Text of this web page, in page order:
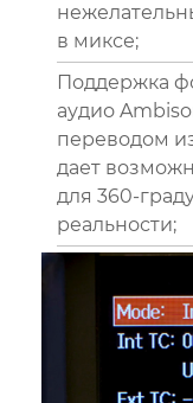
в миксе;
Поддержка
аудио
переводом
дает
для 360-
реальности;